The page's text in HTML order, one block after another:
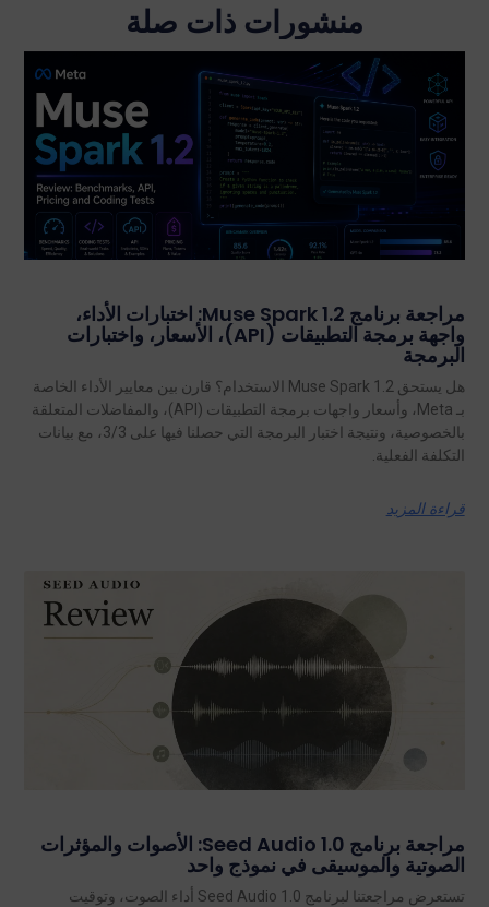
منشورات ذات صلة
مراجعة برنامج Muse Spark 1.2: اختبارات الأداء،
واجهة برمجة التطبيقات (API)، الأسعار، واختبارات
البرمجة
هل يستحق Muse Spark 1.2 الاستخدام؟ قارن بين معايير الأداء الخاصة
بـ Meta، وأسعار واجهات برمجة التطبيقات (API)، والمفاضلات المتعلقة
بالخصوصية، ونتيجة اختبار البرمجة التي حصلنا فيها على 3/3، مع بيانات
التكلفة الفعلية.
قراءة المزيد
مراجعة برنامج Seed Audio 1.0: الأصوات والمؤثرات
الصوتية والموسيقى في نموذج واحد
تستعرض مراجعتنا لبرنامج Seed Audio 1.0 أداء الصوت، وتوقيت